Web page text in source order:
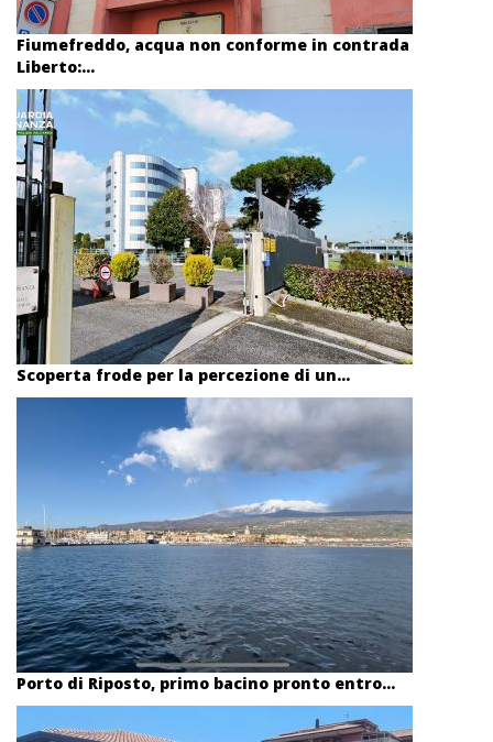
Fiumefreddo, acqua non conforme in contrada
Liberto:...
Scoperta frode per la percezione di un...
Porto di Riposto, primo bacino pronto entro...